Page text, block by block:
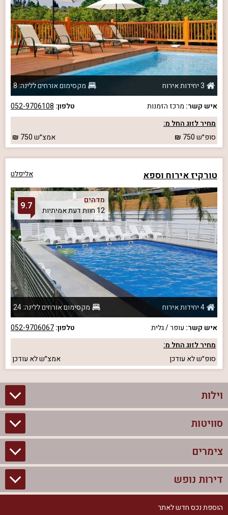
3 יחידות אירוח
מקסימום אורחים ללינה: 8
איש קשר: מרכז הזמנות טלפון: 052-9706108
מחיר לזוג החל מ:
סופ״ש750 אמצ״ש750
טורקיז אירוח וספא אליפלט
מדהים
12 חוות דעת אמיתיות
9.7
4 יחידות אירוח
מקסימום אורחים ללינה: 24
איש קשר: עופר / גלית טלפון:052-9706067
מחיר לזוג החל מ:
סופ״שלא עודכן אמצ״שלא עודכן
וילות
וילות בצפון
וילות להשכרה
וילות למסיבת רווקים
סוויטות
סוויטות בצפון
צימרים לזוגות עם בריכה פרטית
צימרים
צימרים בצפון
צימרים לזוגות
דירות נופש
דירות נופש בצפון
הוספת נכס חדש לאתר